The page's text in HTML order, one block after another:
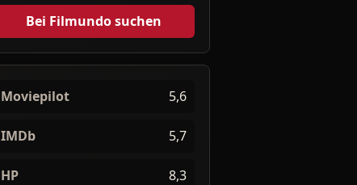
Bei Filmundo suchen
Moviepilot 5,6
IMDb 5,7
HP 8,3